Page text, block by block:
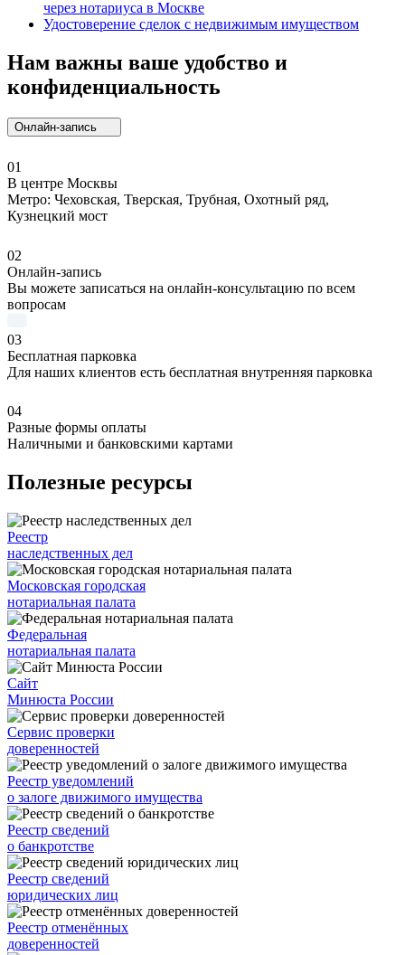
через нотариуса в Москве
Удостоверение сделок с недвижимым имуществом
Нам важны ваше удобство и
конфиденциальность
Онлайн-запись
01
В центре Москвы
Метро: Чеховская, Тверская, Трубная, Охотный ряд,
Кузнецкий мост
02
Онлайн-запись
Вы можете записаться на онлайн-консультацию по всем
вопросам
03
Бесплатная парковка
Для наших клиентов есть бесплатная внутренняя парковка
04
Разные формы оплаты
Наличными и банковскими картами
Полезные ресурсы
Реестр
наследственных дел
Московская городская
нотариальная палата
Федеральная
нотариальная палата
Сайт
Минюста России
Сервис проверки
доверенностей
Реестр уведомлений
о залоге движимого имущества
Реестр сведений
о банкротстве
Реестр сведений
юридических лиц
Реестр отменённых
доверенностей